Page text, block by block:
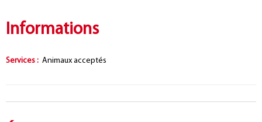
Informations
Services : Animaux acceptés